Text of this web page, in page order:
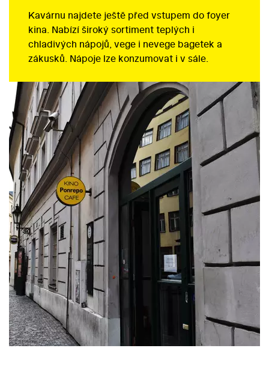
Kavárnu najdete ještě před vstupem do foyer
kina. Nabízí široký sortiment teplých i
chladivých nápojů, vege i nevege bagetek a
zákusků. Nápoje lze konzumovat i v sále.